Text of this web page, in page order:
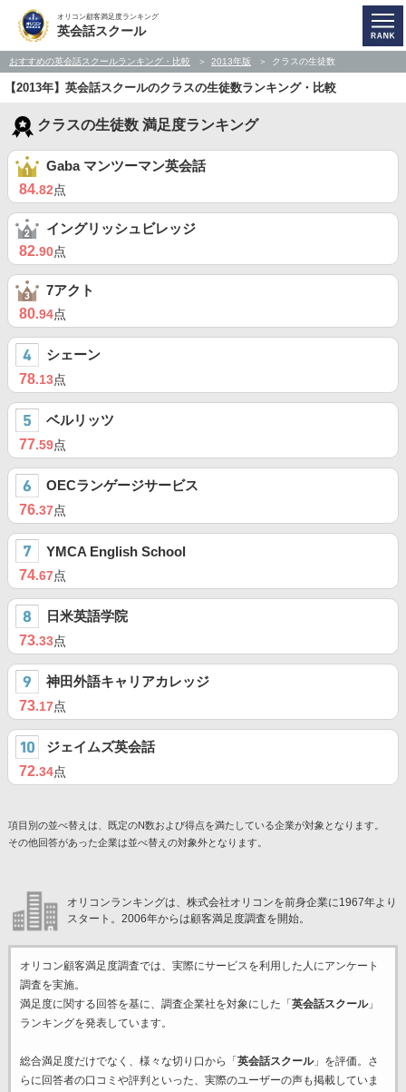
オリコン顧客満足度ランキング
英会話スクール
おすすめの英会話スクールランキング・比較 2013年版 クラスの生徒数
【2013年】英会話スクールのクラスの生徒数ランキング・比較
クラスの生徒数 満足度ランキング
Gaba マンツーマン英会話
84.82点
イングリッシュビレッジ
82.90点
7アクト
80.94点
シェーン
78.13点
ベルリッツ
77.59点
OECランゲージサービス
76.37点
YMCA English School
74.67点
日米英語学院
73.33点
神田外語キャリアカレッジ
73.17点
ジェイムズ英会話
72.34点
項目別の並べ替えは、既定のN数および得点を満たしている企業が対象となります。
その他回答があった企業は並べ替えの対象外となります。
オリコンランキングは、株式会社オリコンを前身企業に1967年より
スタート。2006年からは顧客満足度調査を開始。
オリコン顧客満足度調査では、実際にサービスを利用した 人にアンケート
調査を実施。
満足度に関する回答を基に、調査企業社を対象にした「 英会話スクール」
ランキングを発表しています。
総合満足度だけでなく、様々な切り口から「 英会話スクール」を評価。さ
らに回答者の口コミや評判といった、実際のユーザーの声も掲載していま